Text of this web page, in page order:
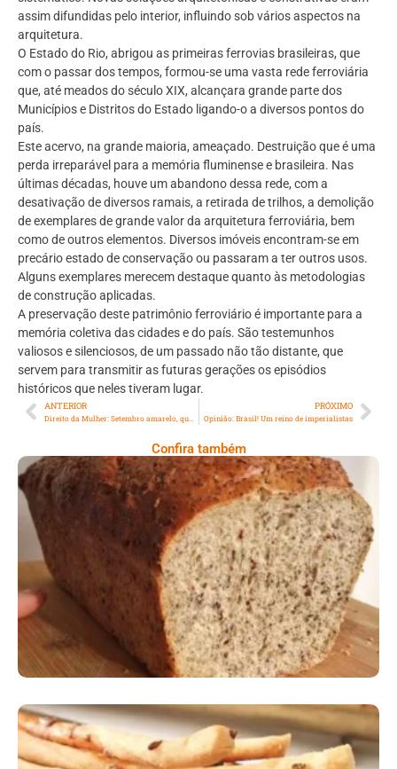
assim difundidas pelo interior, influindo sob vários aspectos na
arquitetura.
O Estado do Rio, abrigou as primeiras ferrovias brasileiras, que
com o passar dos tempos, formou-se uma vasta rede ferroviária
que, até meados do século XIX, alcançara grande parte dos
Municípios e Distritos do Estado ligando-o a diversos pontos do
país.
Este acervo, na grande maioria, ameaçado. Destruição que é uma
perda irreparável para a memória fluminense e brasileira. Nas
últimas décadas, houve um abandono dessa rede, com a
desativação de diversos ramais, a retirada de trilhos, a demolição
de exemplares de grande valor da arquitetura ferroviária, bem
como de outros elementos. Diversos imóveis encontram-se em
precário estado de conservação ou passaram a ter outros usos.
Alguns exemplares merecem destaque quanto às metodologias
de construção aplicadas.
A preservação deste patrimônio ferroviário é importante para a
memória coletiva das cidades e do país. São testemunhos
valiosos e silenciosos, de um passado não tão distante, que
servem para transmitir as futuras gerações os episódios
históricos que neles tiveram lugar.
ANTERIOR PRÓXIMO
Opinião: Brasil! Um reino de imperialistas
Confira também
Comer Bem: Pão Low Carb